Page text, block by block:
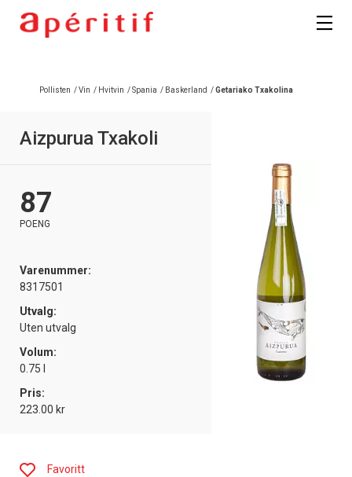
Pollisten /Vin / Hvitvin /Spania / Baskerland /Getariako Txakolina
Aizpurua Txakoli
87
POENG
Varenummer:
8317501
Utvalg:
Uten utvalg
Volum:
0.75 l
Pris:
223.00 kr
Favoritt